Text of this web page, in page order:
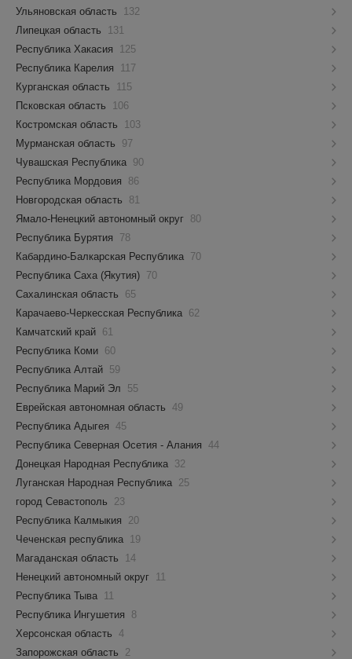
Ульяновская область
132
Липецкая область
131
Республика Хакасия
125
Республика Карелия
117
Курганская область
115
Псковская область
106
Костромская область
103
Мурманская область
97
Чувашская Республика 90
Республика Мордовия
86
Новгородская область
81
Ямало-Ненецкий автономный округ 80
Республика Бурятия
78
Кабардино-Балкарская Республика 70
Республика Саха (Якутия) 70
Сахалинская область
65
Карачаево-Черкесская Республика 62
Камчатский край 61
Республика Коми 60
Республика Алтай 59
Республика Марий Эл
55
Еврейская автономная область 49
Республика Адыгея 45
Республика Северная Осетия - Алания 44
Донецкая Народная Республика 32
Луганская Народная Республика 25
город Севастополь
23
Республика Калмыкия
20
Чеченская республика 19
Магаданская область
14
Ненецкий автономный округ 11
Республика Тыва 11
Республика Ингушетия
8
Херсонская область 4
Запорожская область
2